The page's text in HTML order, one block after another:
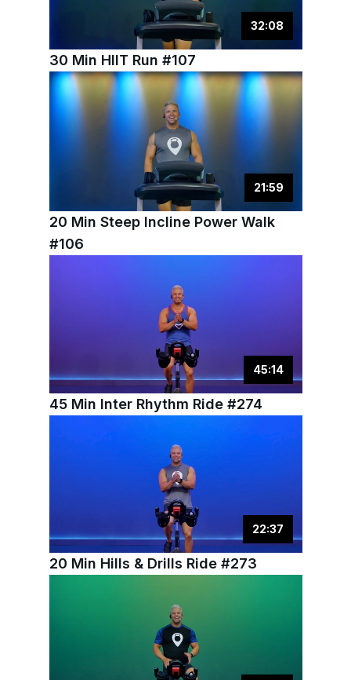
32:08
30 Min HIIT Run #107
21:59
20 Min Steep Incline Power Walk
#106
45:14
45 Min Inter Rhythm Ride #274
22:37
20 Min Hills & Drills Ride #273